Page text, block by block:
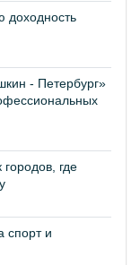
доходность
- Петербург»
где
спорт и